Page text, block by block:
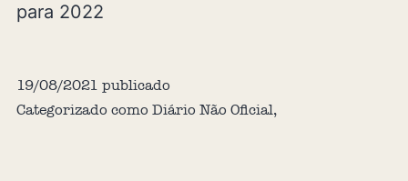
para 2022
19/08/2021 publicado
Categorizado como Diário Não Oficial,